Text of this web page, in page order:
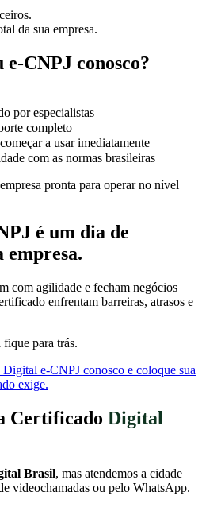
da sua empresa.
CNPJ conosco?
por especialistas
completo
a usar imediatamente
com as normas brasileiras
pronta para operar no nível
é um dia de
empresa.
com agilidade e fecham negócios
enfrentam barreiras, atrasos e
fique para trás.
e-CNPJ conosco e coloque sua
exige.
Certificado Digital
Brasil, mas atendemos a cidade
videochamadas ou pelo WhatsApp.